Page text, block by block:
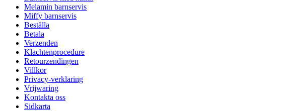
Melamin barnservis
Miffy barnservis
Beställa
Betala
Verzenden
Klachtenprocedure
Retourzendingen
Villkor
Privacy-verklaring
Vrijwaring
Kontakta oss
Sidkarta